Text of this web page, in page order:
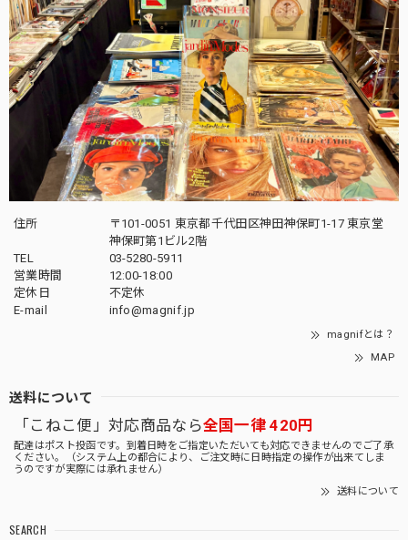
住所
〒101-0051 東京都千代田区神田神保町1-17 東京堂
神保町第1ビル2階
TEL
03-5280-5911
営業時間
12:00-18:00
定休日
不定休
E-mail
info@magnif.jp
magnifとは？
MAP
送料について
「こねこ便」対応商品なら全国一律 420円
配達はポスト投函です。到着日時をご指定いただいても対応できませんのでご了承
ください。（システム上の都合により、ご注文時に日時指定の操作が出来てしま
うのですが実際には承れません）
送料について
SEARCH